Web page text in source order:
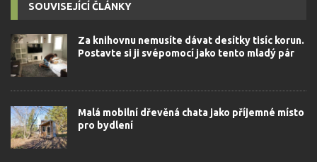
SOUVISEJÍCÍ ČLÁNKY
Za knihovnu nemusíte dávat desítky tisíc korun.
Postavte si ji svépomocí jako tento mladý pár
Malá mobilní dřevěná chata jako příjemné místo
pro bydlení